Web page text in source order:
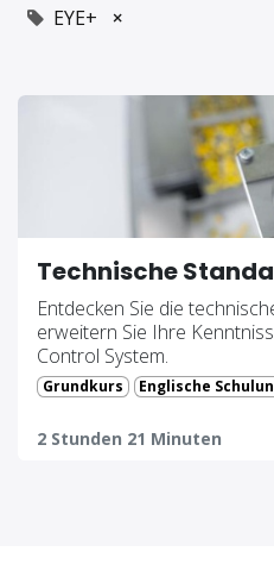
EYE+ ×
Technische
Entdecken Sie die
erweitern Sie Ihre
Control System.
Grundkurs Englische
2 Stunden 21 Minuten